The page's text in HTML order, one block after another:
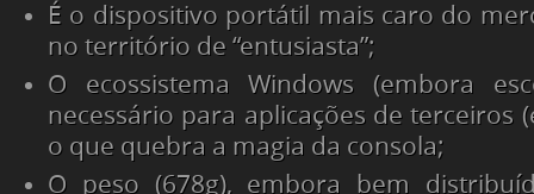
É o dispositivo portátil mais caro do
no território de “entusiasta”;
O ecossistema Windows (embora
necessário para aplicações de terceiros
o que quebra a magia da consola;
O peso (678g), embora bem